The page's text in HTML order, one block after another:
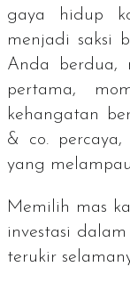
gaya hidup
menjadi saksi
Anda berdua,
pertama,
kehangatan
& co. percaya,
yang
Memilih mas
investasi
terukir